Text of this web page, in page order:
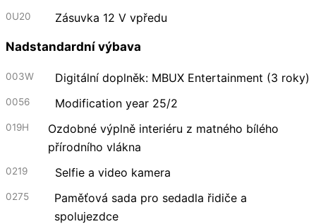
0U20 Zásuvka 12 V vpředu
Nadstandardní výbava
003W Digitální doplněk: MBUX Entertainment (3 roky)
0056 Modification year 25/2
019H
Ozdobné výplně interiéru z matného bílého
přírodního vlákna
0219 Selfie a video kamera
0275
Paměťová sada pro sedadla řidiče a
spolujezdce